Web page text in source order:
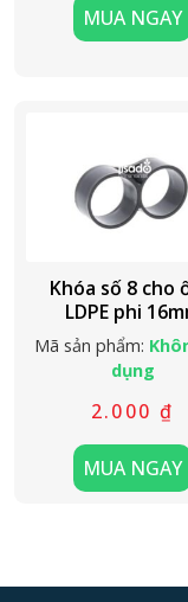
MUA NGAY
Khóa số 8 cho
LDPE phi
Mã sản phẩm:
dụng
2.000 ₫
MUA NGAY